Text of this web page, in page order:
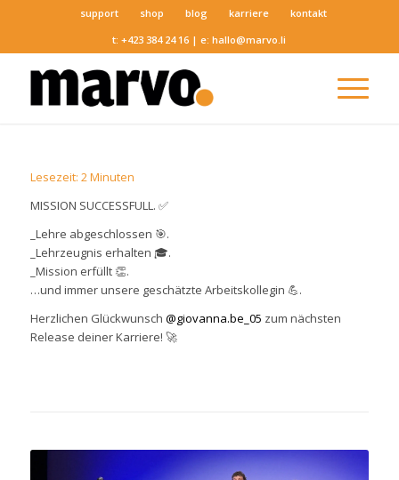
support shop blog karriere
kontakt
t:+423 384 24 16 | e:hallo@marvo.li
Lesezeit: 2Minuten
MISSION SUCCESSFULL. ✅
_Lehre abgeschlossen 🎯.
_Lehrzeugnis erhalten 🎓.
_Mission erfüllt 👏.
…und immer unsere geschätzte Arbeitskollegin 💪.
Herzlichen Glückwunsch @giovanna.be_05 zum nächsten
Release deiner Karriere! 🚀